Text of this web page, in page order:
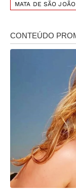
MATA DE SÃO JOÃO